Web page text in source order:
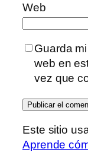
Web
Guarda
web en
vez que
Este sitio
Aprende